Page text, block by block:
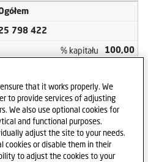
798 422
% kapitału
100,00
PTE Allianz Polska S.A.
z dnia 15.05.2023 r. i
Allianz OFE
that it works properly. We
to provide services of adjusting
We also use optional cookies for
and functional purposes.
adjust the site to your needs.
cookies or disable them in their
to adjust the cookies to your